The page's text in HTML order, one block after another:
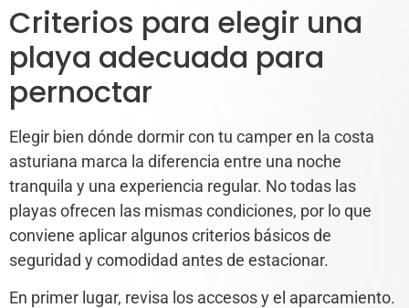
Criterios para elegir una
playa adecuada para
pernoctar
Elegir bien dónde dormir con tu camper en la costa
asturiana marca la diferencia entre una noche
tranquila y una experiencia regular. No todas las
playas ofrecen las mismas condiciones, por lo que
conviene aplicar algunos criterios básicos de
seguridad y comodidad antes de estacionar.
En primer lugar, revisa los accesos y el aparcamiento.